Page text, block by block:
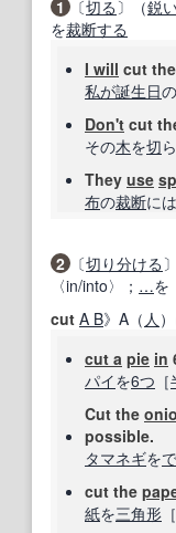
1
〔切る 〕（鋭
を裁断する
I will cut the
私が誕生日の
Don't cut
その木を切ら
They use
布の裁断には
2 〔切り分ける 〕
〈in/into〉； …を
cut A B》A（ 人
cut a pie in
パイを6つ ［
Cut the
possible.
タマネギを
cut the
紙を三角形 ［